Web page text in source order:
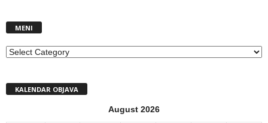
MENI
MENI
KALENDAR OBJAVA
August 2026